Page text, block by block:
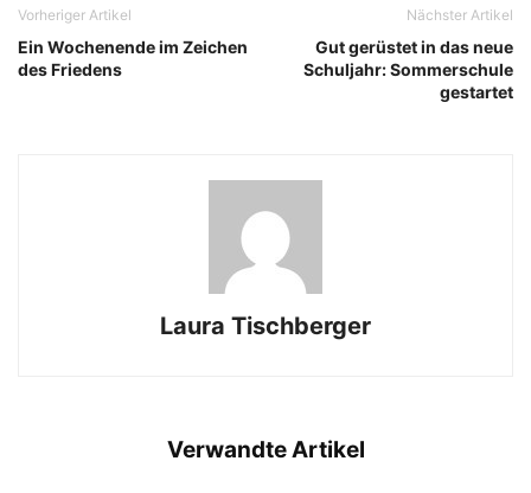
Vorheriger Artikel
Ein Wochenende im Zeichen
des Friedens
Nächster Artikel
Gut gerüstet in das neue
Schuljahr: Sommerschule
gestartet
Laura Tischberger
Verwandte Artikel